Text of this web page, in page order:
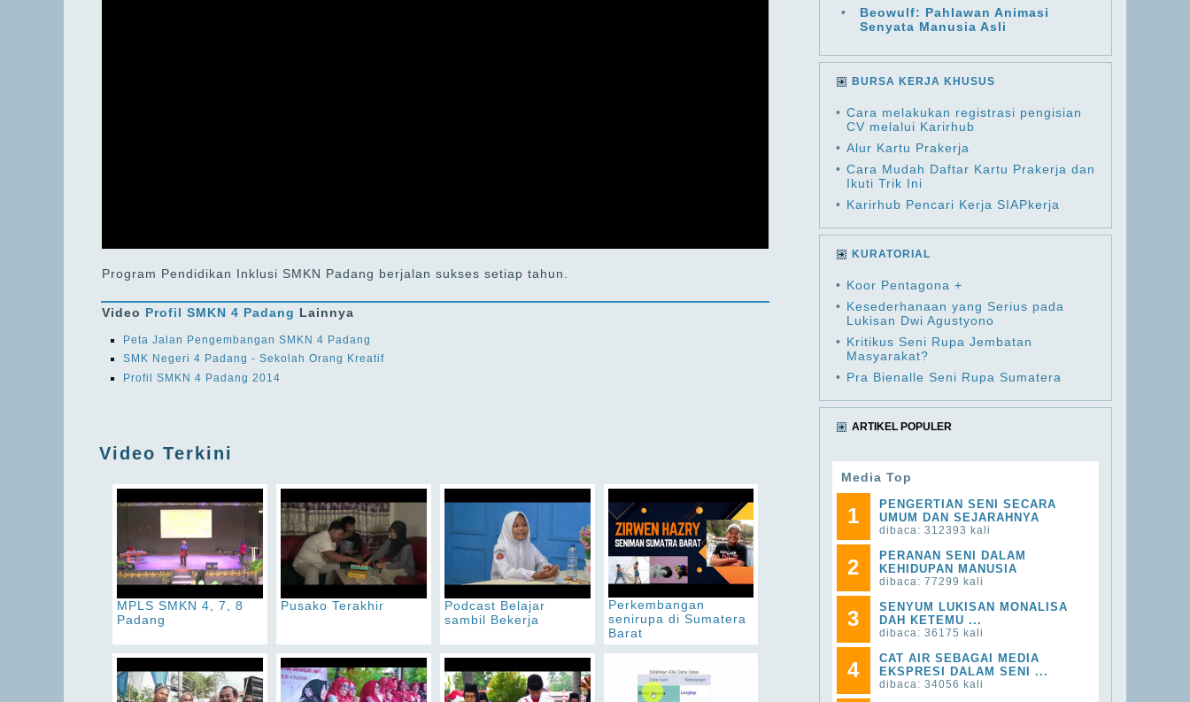
Program Pendidikan Inklusi SMKN Padang berjalan sukses setiap tahun.
Video Profil SMKN 4 Padang Lainnya
Peta Jalan Pengembangan SMKN 4 Padang
SMK Negeri 4 Padang - Sekolah Orang Kreatif
Profil SMKN 4 Padang 2014
Video Terkini
MPLS SMKN 4, 7, 8
Padang
Pusako Terakhir
Podcast Belajar
sambil Bekerja
Perkembangan
senirupa di Sumatera
Barat
•
Beowulf: Pahlawan Animasi
Senyata Manusia Asli
BURSA KERJA KHUSUS
• Cara melakukan registrasi pengisian
CV melalui Karirhub
• Alur Kartu Prakerja
• Cara Mudah Daftar Kartu Prakerja dan
Ikuti Trik Ini
• Karirhub Pencari Kerja SIAPkerja
KURATORIAL
• Koor Pentagona +
• Kesederhanaan yang Serius pada
Lukisan Dwi Agustyono
• Kritikus Seni Rupa Jembatan
Masyarakat?
• Pra Bienalle Seni Rupa Sumatera
ARTIKEL POPULER
Media Top
1
PENGERTIAN SENI SECARA
UMUM DAN SEJARAHNYA
dibaca: 312393 kali
2
PERANAN SENI DALAM
KEHIDUPAN MANUSIA
dibaca: 77299 kali
3
SENYUM LUKISAN MONALISA
DAH KETEMU ...
dibaca: 36175 kali
4
CAT AIR SEBAGAI MEDIA
EKSPRESI DALAM SENI ...
dibaca: 34056 kali